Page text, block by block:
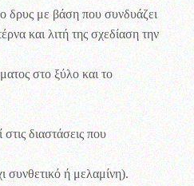
δρυς με βάση που συνδυάζει
και λιτή της σχεδίαση την
στο ξύλο και το
διαστάσεις που
συνθετικό ή μελαμίνη).